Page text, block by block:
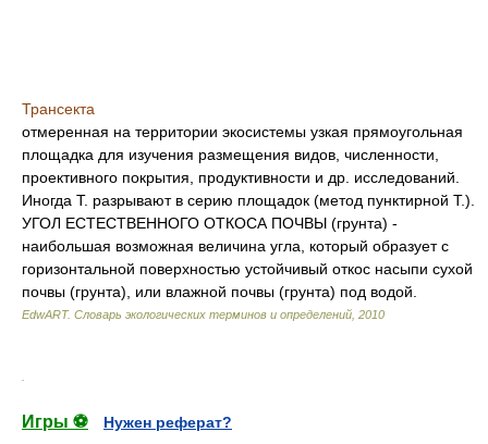
Трансекта
отмеренная на территории экосистемы узкая прямоугольная
площадка для изучения размещения видов, численности,
проективного покрытия, продуктивности и др. исследований.
Иногда Т. разрывают в серию площадок (метод пунктирной Т.).
УГОЛ ЕСТЕСТВЕННОГО ОТКОСА ПОЧВЫ (грунта) -
наибольшая возможная величина угла, который образует с
горизонтальной поверхностью устойчивый откос насыпи сухой
почвы (грунта), или влажной почвы (грунта) под водой.
EdwART. Словарь экологических терминов и определений 2010
Игры ⚽
Нужен реферат?